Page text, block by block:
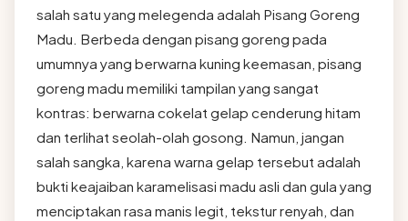
salah satu yang melegenda adalah Pisang Goreng
Madu. Berbeda dengan pisang goreng pada
umumnya yang berwarna kuning keemasan, pisang
goreng madu memiliki tampilan yang sangat
kontras: berwarna cokelat gelap cenderung hitam
dan terlihat seolah-olah gosong. Namun, jangan
salah sangka, karena warna gelap tersebut adalah
bukti keajaiban karamelisasi madu asli dan gula yang
menciptakan rasa manis legit, tekstur renyah, dan